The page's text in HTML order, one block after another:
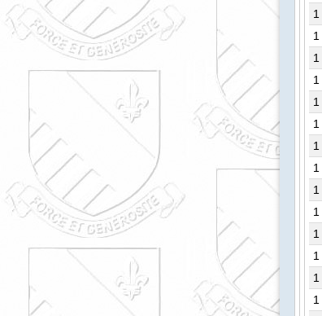
1
1
1
1
1
1
1
1
1
1
1
1
1
1